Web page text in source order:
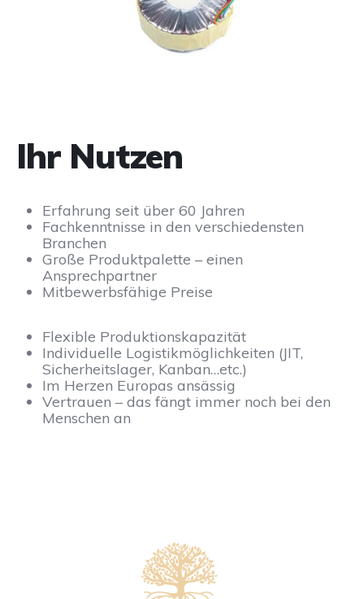
Ihr Nutzen
Erfahrung seit über 60 Jahren
Fachkenntnisse in den verschiedensten
Branchen
Große Produktpalette – einen
Ansprechpartner
Mitbewerbsfähige Preise
Flexible Produktionskapazität
Individuelle Logistikmöglichkeiten (JIT,
Sicherheitslager, Kanban…etc.)
Im Herzen Europas ansässig
Vertrauen – das fängt immer noch bei den
Menschen an